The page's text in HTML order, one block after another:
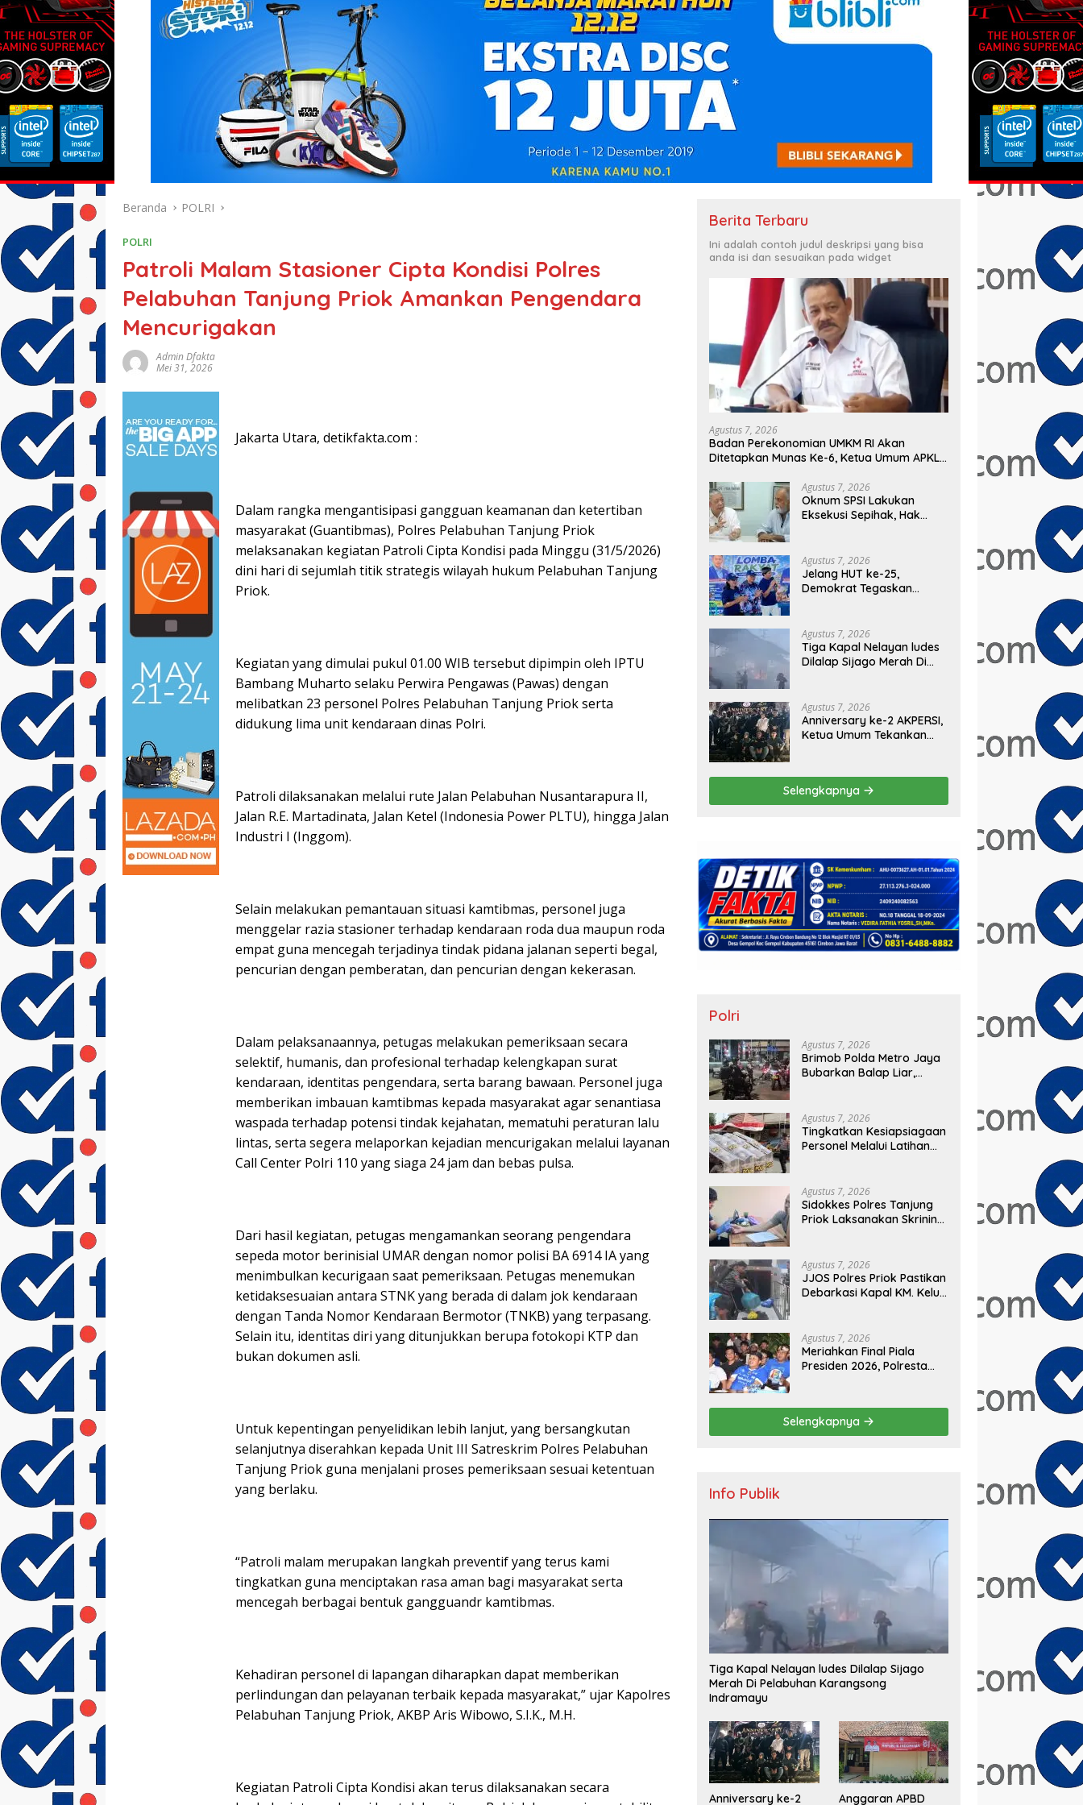
Beranda POLRI
POLRI
Patroli Malam Stasioner Cipta Kondisi Polres
Pelabuhan Tanjung Priok Amankan Pengendara
Mencurigakan
Admin Dfakta
Mei 31, 2026
Jakarta Utara, detikfakta.com :
Dalam rangka mengantisipasi gangguan keamanan dan ketertiban
masyarakat (Guantibmas), Polres Pelabuhan Tanjung Priok
melaksanakan kegiatan Patroli Cipta Kondisi pada Minggu (31/5/2026)
dini hari di sejumlah titik strategis wilayah hukum Pelabuhan Tanjung
Priok.
Kegiatan yang dimulai pukul 01.00 WIB tersebut dipimpin oleh IPTU
Bambang Muharto selaku Perwira Pengawas (Pawas) dengan
melibatkan 23 personel Polres Pelabuhan Tanjung Priok serta
didukung lima unit kendaraan dinas Polri.
Patroli dilaksanakan melalui rute Jalan Pelabuhan Nusantarapura II,
Jalan R.E. Martadinata, Jalan Ketel (Indonesia Power PLTU), hingga Jalan
Industri I (Inggom).
Selain melakukan pemantauan situasi kamtibmas, personel juga
menggelar razia stasioner terhadap kendaraan roda dua maupun roda
empat guna mencegah terjadinya tindak pidana jalanan seperti begal,
pencurian dengan pemberatan, dan pencurian dengan kekerasan.
Dalam pelaksanaannya, petugas melakukan pemeriksaan secara
selektif, humanis, dan profesional terhadap kelengkapan surat
kendaraan, identitas pengendara, serta barang bawaan. Personel juga
memberikan imbauan kamtibmas kepada masyarakat agar senantiasa
waspada terhadap potensi tindak kejahatan, mematuhi peraturan lalu
lintas, serta segera melaporkan kejadian mencurigakan melalui layanan
Call Center Polri 110 yang siaga 24 jam dan bebas pulsa.
Dari hasil kegiatan, petugas mengamankan seorang pengendara
sepeda motor berinisial UMAR dengan nomor polisi BA 6914 IA yang
menimbulkan kecurigaan saat pemeriksaan. Petugas menemukan
ketidaksesuaian antara STNK yang berada di dalam jok kendaraan
dengan Tanda Nomor Kendaraan Bermotor (TNKB) yang terpasang.
Selain itu, identitas diri yang ditunjukkan berupa fotokopi KTP dan
bukan dokumen asli.
Untuk kepentingan penyelidikan lebih lanjut, yang bersangkutan
selanjutnya diserahkan kepada Unit III Satreskrim Polres Pelabuhan
Tanjung Priok guna menjalani proses pemeriksaan sesuai ketentuan
yang berlaku.
“Patroli malam merupakan langkah preventif yang terus kami
tingkatkan guna menciptakan rasa aman bagi masyarakat serta
mencegah berbagai bentuk gangguandr kamtibmas.
Kehadiran personel di lapangan diharapkan dapat memberikan
perlindungan dan pelayanan terbaik kepada masyarakat,” ujar Kapolres
Pelabuhan Tanjung Priok, AKBP Aris Wibowo, S.I.K., M.H.
Kegiatan Patroli Cipta Kondisi akan terus dilaksanakan secara
Berita Terbaru
Ini adalah contoh judul deskripsi yang bisa
anda isi dan sesuaikan pada widget
Agustus 7, 2026
Badan Perekonomian UMKM RI Akan
Ditetapkan Munas Ke-6, Ketua Umum APKLI-
Agustus 7, 2026
Oknum SPSI Lakukan
Eksekusi Sepihak, Hak
Terabaikan
Agustus 7, 2026
Jelang HUT ke-25,
Demokrat Tegaskan
Langit Biru
Agustus 7, 2026
Tiga Kapal Nelayan ludes
Dilalap Sijago Merah Di
Agustus 7, 2026
Anniversary ke-2 AKPERSI,
Ketua Umum Tekankan
Konstituen ke Dewan Pers
Selengkapnya
Polri
Agustus 7, 2026
Brimob Polda Metro Jaya
Bubarkan Balap Liar,
Timur
Agustus 7, 2026
Tingkatkan Kesiapsiagaan
Personel Melalui Latihan
Agustus 7, 2026
Sidokkes Polres Tanjung
Priok Laksanakan Skrining
PNPP
Agustus 7, 2026
JJOS Polres Priok Pastikan
Debarkasi Kapal KM. Kelud
Agustus 7, 2026
Meriahkan Final Piala
Presiden 2026, Polresta
Bagi-Bagi Motor Listrik
Selengkapnya
Info Publik
Tiga Kapal Nelayan ludes Dilalap Sijago
Merah Di Pelabuhan Karangsong
Indramayu
Anniversary ke-2
Anggaran APBD